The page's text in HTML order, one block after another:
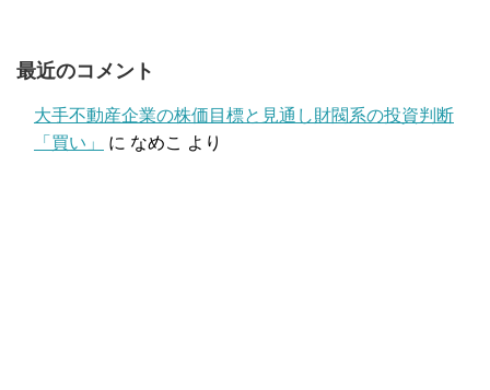
最近のコメント
大手不動産企業の株価目標と見通し財閥系の投資判断
「買い」
に なめこ より